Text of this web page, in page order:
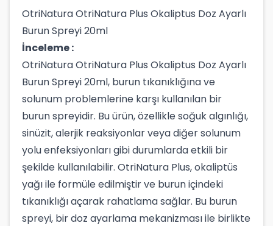
OtriNatura OtriNatura Plus Okaliptus Doz Ayarlı
Burun Spreyi 20ml
İnceleme :
OtriNatura OtriNatura Plus Okaliptus Doz Ayarlı
Burun Spreyi 20ml, burun tıkanıklığına ve
solunum problemlerine karşı kullanılan bir
burun spreyidir. Bu ürün, özellikle soğuk algınlığı,
sinüzit, alerjik reaksiyonlar veya diğer solunum
yolu enfeksiyonları gibi durumlarda etkili bir
şekilde kullanılabilir. OtriNatura Plus, okaliptüs
yağı ile formüle edilmiştir ve burun içindeki
tıkanıklığı açarak rahatlama sağlar. Bu burun
spreyi, bir doz ayarlama mekanizması ile birlikte